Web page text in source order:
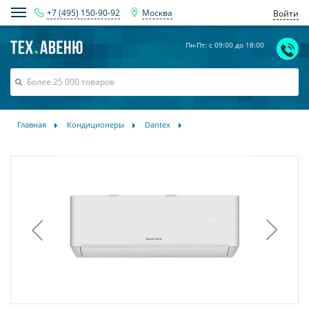
+7 (495) 150-90-92 Москва Войти
Пн-Пт: с 09:00 до 18:00
Главная Кондиционеры Dantex